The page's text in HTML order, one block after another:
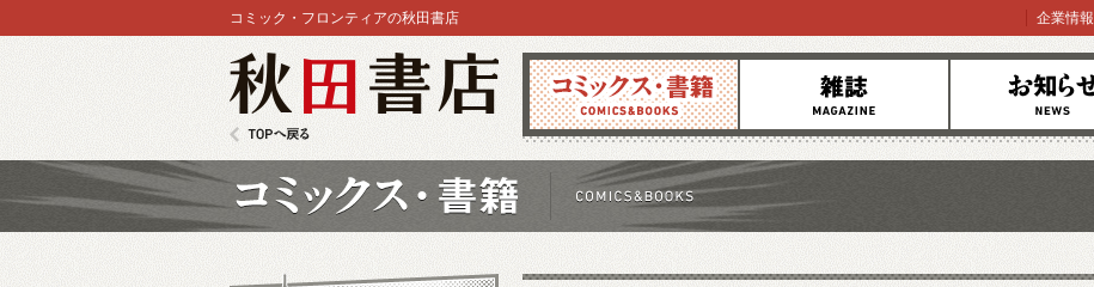
コミックス 雑誌 お知らせ
コミック・フロンティアの秋田書店 企業情報